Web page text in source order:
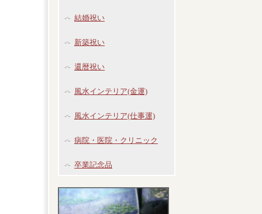
結婚祝い
新築祝い
還暦祝い
風水インテリア(金運)
風水インテリア(仕事運)
病院・医院・クリニック
卒業記念品